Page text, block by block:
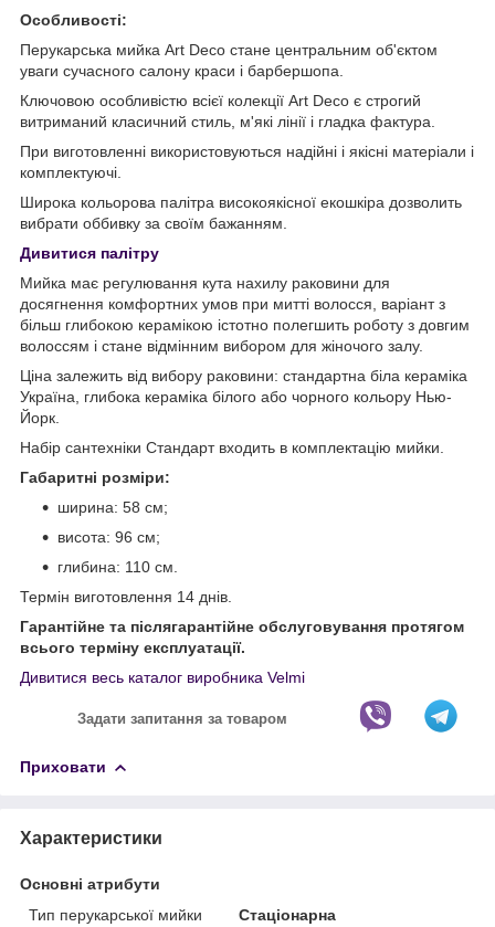
Особливості:
Перукарська мийка Art Deco стане центральним об'єктом
уваги сучасного салону краси і барбершопа.
Ключовою особливістю всієї колекції Art Deco є строгий
витриманий класичний стиль, м'які лінії і гладка фактура.
При виготовленні використовуються надійні і якісні матеріали і
комплектуючі.
Широка кольорова палітра високоякісної екошкіра дозволить
вибрати оббивку за своїм бажанням.
Дивитися палітру
Мийка має регулювання кута нахилу раковини для
досягнення комфортних умов при митті волосся, варіант з
більш глибокою керамікою істотно полегшить роботу з довгим
волоссям і стане відмінним вибором для жіночого залу.
Ціна залежить від вибору раковини: стандартна біла кераміка
Україна, глибока кераміка білого або чорного кольору Нью-
Йорк.
Набір сантехніки Стандарт входить в комплектацію мийки.
Габаритні розміри:
ширина: 58 см;
висота: 96 см;
глибина: 110 см.
Термін виготовлення 14 днів.
Гарантійне та післягарантійне обслуговування протягом
всього терміну експлуатації.
Дивитися весь каталог виробника Velmi
Задати запитання за товаром
Приховати
Характеристики
Основні атрибути
Тип перукарської мийки
Стаціонарна